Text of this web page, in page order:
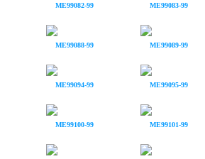
ME99082-99 ME99083-99
ME99088-99 ME99089-99
ME99094-99 ME99095-99
ME99100-99 ME99101-99